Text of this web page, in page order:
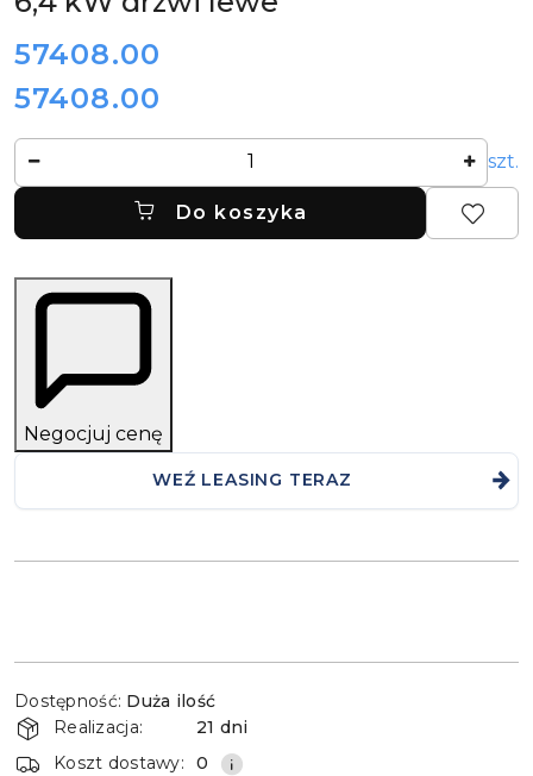
cena:
57408.00
Cena:
57408.00
szt.
Do koszyka
Negocjuj cenę
WEŹ LEASING TERAZ
i
dostawa
Dostępność: Duża ilość
Realizacja:
21 dni
Koszt dostawy:
0